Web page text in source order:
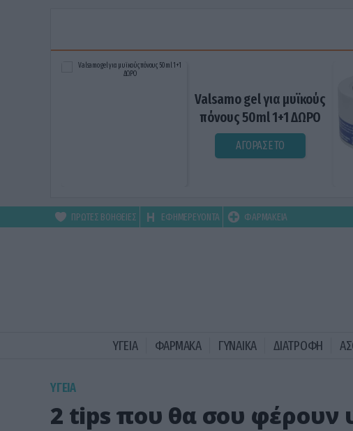
Valsamo gel για μυϊκούς
πόνους 50ml 1+1 ΔΩΡΟ
ΑΓΟΡΑΣΕ ΤΟ
ΠΡΩΤΕΣ ΒΟΗΘΕΙΕΣ ΕΦΗΜΕΡΕΥΟΝΤΑ ΦΑΡΜΑΚΕΙΑ
ΥΓΕΙΑ ΦΑΡΜΑΚΑ ΓΥΝΑΙΚΑ ΔΙΑΤΡΟΦΗ
ΥΓΕΙΑ
2 tips που θα σου φέρουν